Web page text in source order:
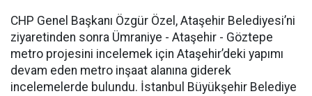
CHP Genel Başkanı Özgür Özel, Ataşehir Belediyesi’ni
ziyaretinden sonra Ümraniye - Ataşehir - Göztepe
metro projesini incelemek için Ataşehir’deki yapımı
devam eden metro inşaat alanına giderek
incelemelerde bulundu. İstanbul Büyükşehir Belediye